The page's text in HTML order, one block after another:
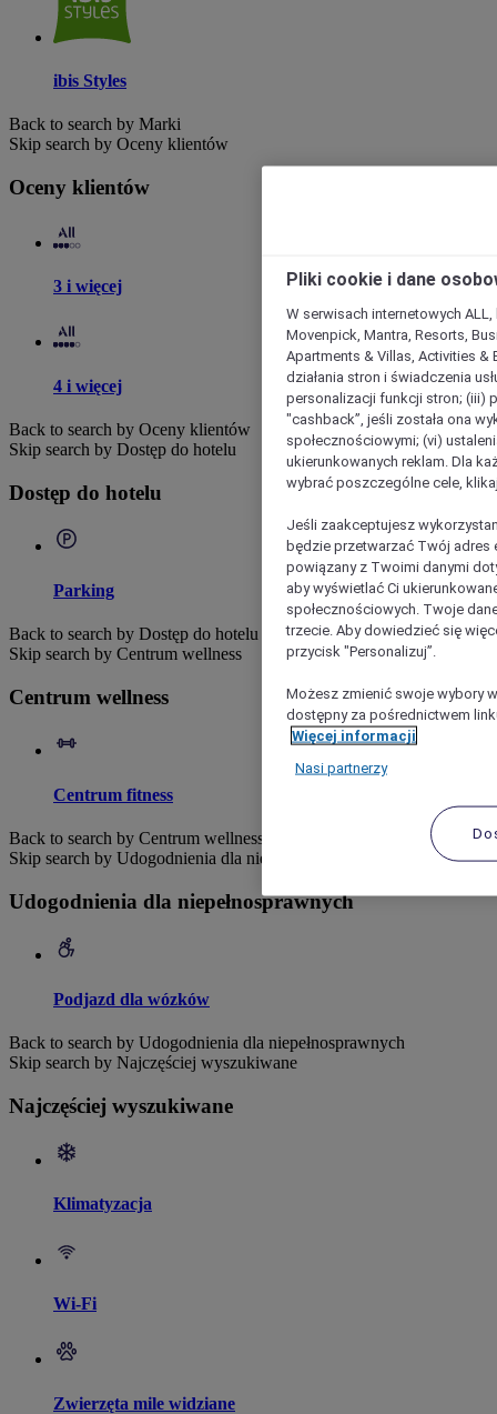
ibis Styles
Back to search by Marki
Skip search by Oceny klientów
Oceny klientów
3 i więcej
4 i więcej
Back to search by Oceny klientów
Skip search by Dostęp do hotelu
Dostęp do hotelu
Parking
Back to search by Dostęp do hotelu
Skip search by Centrum wellness
Centrum wellness
Centrum fitness
Back to search by Centrum wellness
Skip search by Udogodnienia dla niepełnosprawnych
Udogodnienia dla niepełnosprawnych
Podjazd dla wózków
Back to search by Udogodnienia dla niepełnosprawnych
Skip search by Najczęściej wyszukiwane
Najczęściej wyszukiwane
Klimatyzacja
Wi-Fi
Zwierzęta mile widziane
Pliki cookie i dane
W serwisach internetowych
Movenpick, Mantra, Resorts,
Apartments & Villas, Activities &
działania stron i świadczenia
personalizacji funkcji stron; (iii)
"cashback”, jeśli została ona
społecznościowymi; (vi)
ukierunkowanych reklam. Dla
wybrać poszczególne cele,
Jeśli zaakceptujesz
będzie przetwarzać Twój adres
powiązany z Twoimi danymi
aby wyświetlać Ci
społecznościowych. Twoje
trzecie. Aby dowiedzieć się
przycisk "Personalizuj”.
Możesz zmienić swoje wybory
dostępny za pośrednictwem
Więcej informacji
Nasi partnerzy